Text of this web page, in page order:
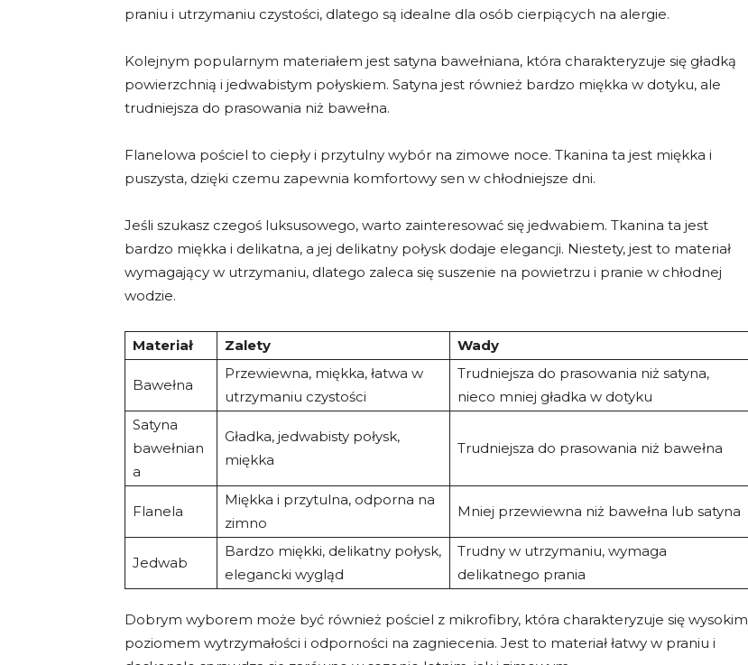
praniu i utrzymaniu czystości, dlatego są idealne dla osób cierpiących na alergie.
Kolejnym popularnym materiałem jest satyna bawełniana, która charakteryzuje się gładką
powierzchnią i jedwabistym połyskiem. Satyna jest również bardzo miękka w dotyku, ale
trudniejsza do prasowania niż bawełna.
Flanelowa pościel to ciepły i przytulny wybór na zimowe noce. Tkanina ta jest miękka i
puszysta, dzięki czemu zapewnia komfortowy sen w chłodniejsze dni.
Jeśli szukasz czegoś luksusowego, warto zainteresować się jedwabiem. Tkanina ta jest
bardzo miękka i delikatna, a jej delikatny połysk dodaje elegancji. Niestety, jest to materiał
wymagający w utrzymaniu, dlatego zaleca się suszenie na powietrzu i pranie w chłodnej
wodzie.
Materiał Zalety Wady
Bawełna
Przewiewna, miękka, łatwa w
utrzymaniu czystości
Trudniejsza do prasowania niż satyna,
nieco mniej gładka w dotyku
Satyna
bawełnian
a
Gładka, jedwabisty połysk,
miękka
Trudniejsza do prasowania niż bawełna
Flanela
Miękka i przytulna, odporna na
zimno
Mniej przewiewna niż bawełna lub satyna
Jedwab
Bardzo miękki, delikatny połysk,
elegancki wygląd
Trudny w utrzymaniu, wymaga
delikatnego prania
Dobrym wyborem może być również pościel z mikrofibry, która charakteryzuje się wysokim
poziomem wytrzymałości i odporności na zagniecenia. Jest to materiał łatwy w praniu i